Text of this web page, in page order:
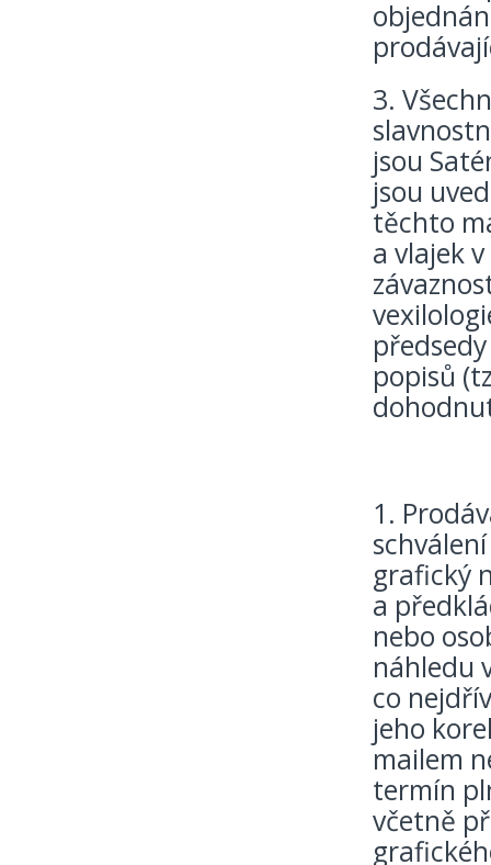
3.
jsou
jsou
těchto
a vlajek
popisů
1.
grafický
a
nebo
náhledu
co
jeho
mailem
termín
včetně